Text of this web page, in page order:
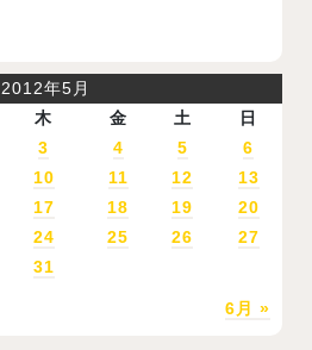
2012年5月
木 金 土 日
6月 »
3 4 5
6
10 11 12
13
17 18 19
20
24 25 26
27
31